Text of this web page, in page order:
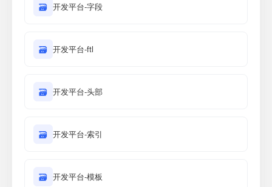
🗃 开发平台-字段
🗃 开发平台-ftl
🗃 开发平台-头部
🗃 开发平台-索引
🗃 开发平台-模板